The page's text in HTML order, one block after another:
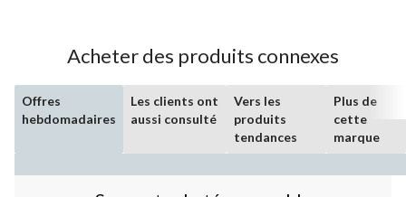
Acheter des produits connexes
Offres
hebdomadaires
Les clients ont
aussi consulté
Vers les
produits
tendances
Plus de
cette
marque